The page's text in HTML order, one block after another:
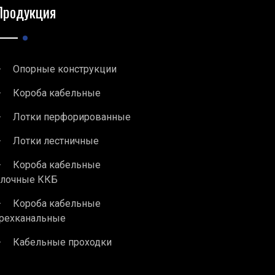
Опорные конструкции
Короба кабельные
Лотки перфорированные
Лотки лестничные
Короба кабельные
ККБ
Короба кабельные
Кабельные проходки